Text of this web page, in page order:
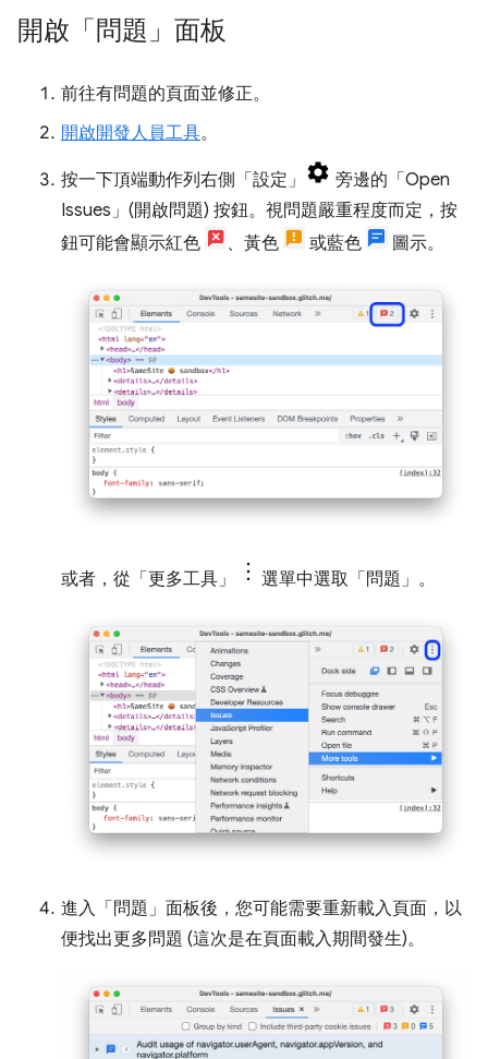
開啟「問題」面板
前往有問題的頁面並修正。
開啟開發人員工具。
按一下頂端動作列右側「設定」
旁邊的「Open
Issues」(開啟問題) 按鈕。視問題嚴重程度而定，按
鈕可能會顯示紅色
、黃色 或藍色 圖示。
或者，從「更多工具」 選單中選取「問題」 。
進入「問題」 面板後，您可能需要重新載入頁面，以
便找出更多問題 (這次是在頁面載入期間發生)。